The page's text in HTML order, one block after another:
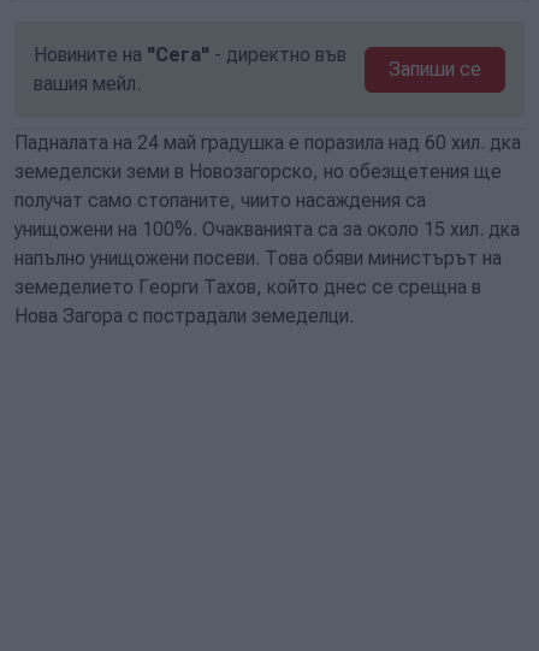
Новините на "Сега" - директно във
вашия мейл.
Запиши се
Падналата на 24 май градушка е поразила над 60 хил. дка
земеделски земи в Новозагорско, но обезщетения ще
получат само стопаните, чиито насаждения са
унищожени на 100%. Очакванията са за около 15 хил. дка
напълно унищожени посеви. Това обяви министърът на
земеделието Георги Тахов, който днес се срещна в
Нова Загора с пострадали земеделци.